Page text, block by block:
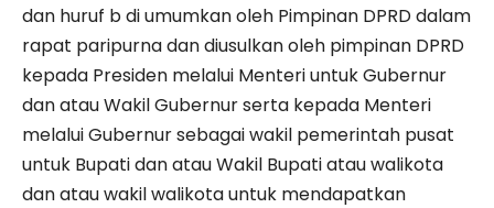
dan huruf b di umumkan oleh Pimpinan DPRD dalam
rapat paripurna dan diusulkan oleh pimpinan DPRD
kepada Presiden melalui Menteri untuk Gubernur
dan atau Wakil Gubernur serta kepada Menteri
melalui Gubernur sebagai wakil pemerintah pusat
untuk Bupati dan atau Wakil Bupati atau walikota
dan atau wakil walikota untuk mendapatkan